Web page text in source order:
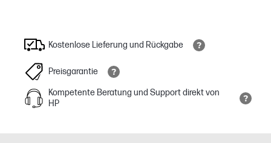
Kostenlose Lieferung und Rückgabe
Preisgarantie
Kompetente Beratung und Support direkt von
HP